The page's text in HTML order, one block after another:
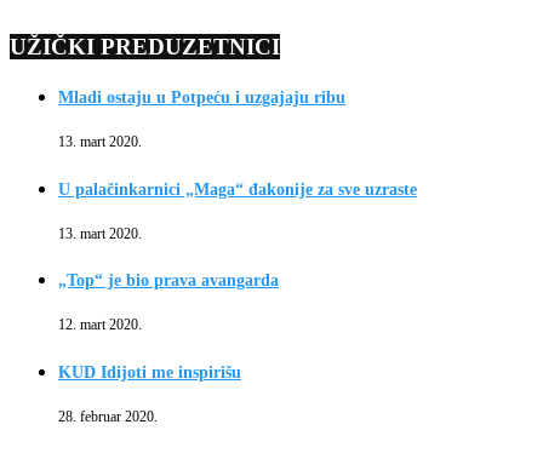
UŽIČKI PREDUZETNICI
Mladi ostaju u Potpeću i uzgajaju ribu
13. mart 2020.
U palačinkarnici „Maga“ đakonije za sve uzraste
13. mart 2020.
„Top“ je bio prava avangarda
12. mart 2020.
KUD Idijoti me inspirišu
28. februar 2020.